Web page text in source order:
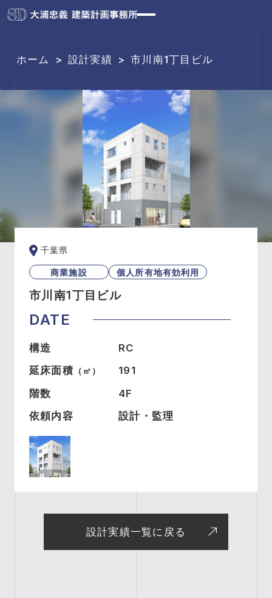
ホーム > 設計実績 > 市川南1丁目ビル
千葉県
商業施設 個人所有地有効利用
市川南1丁目ビル
DATE
構造
RC
延床面積（㎡）
191
階数
4F
依頼内容
設計・監理
設計実績一覧に戻る